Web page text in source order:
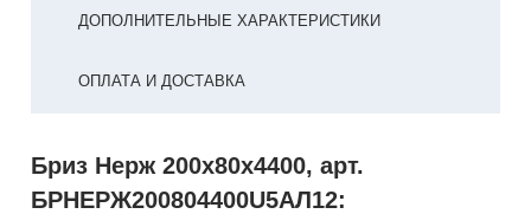
ДОПОЛНИТЕЛЬНЫЕ ХАРАКТЕРИСТИКИ
ОПЛАТА И ДОСТАВКА
Бриз Нерж 200х80х4400, арт.
БРНЕРЖ200804400U5АЛ12: